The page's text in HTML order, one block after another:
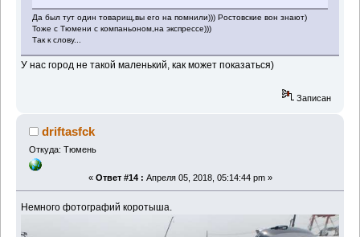
Да был тут один товарищ,вы его на помнили))) Ростовские вон знают)
Тоже с Тюмени с компаньоном,на экспрессе)))
Так к слову...
У нас город не такой маленький, как может показаться)
Записан
driftasfck
Откуда: Тюмень
« Ответ #14 : Апреля 05, 2018, 05:14:44 pm »
Немного фотографий коротыша.